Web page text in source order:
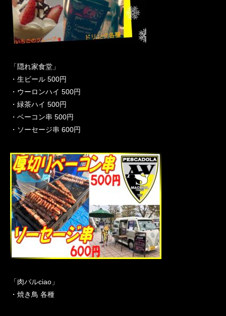
「隠れ家食堂」
・生ビール 500円
・ウーロンハイ 500円
・緑茶ハイ 500円
・ベーコン串 500円
・ソーセージ串 600円
「肉バルciao」
・焼き鳥 各種